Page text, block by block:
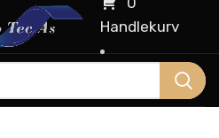
Handlekurv